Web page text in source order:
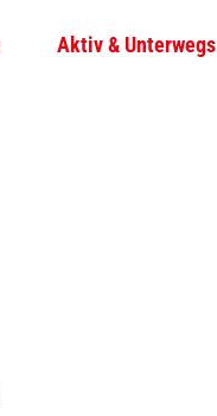
Aktiv & Unterwegs